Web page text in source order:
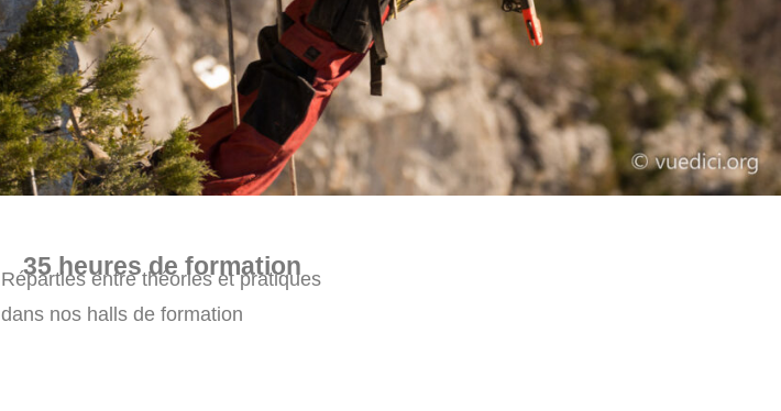
35 heures de formation
Réparties entre théories et pratiques
dans nos halls de formation